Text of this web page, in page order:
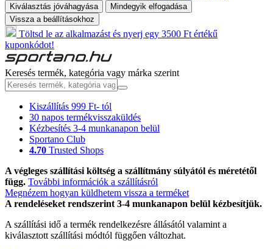
Kiválasztás jóváhagyása
Mindegyik elfogadása
Vissza a beállításokhoz
Töltsd le az alkalmazást és nyerj egy 3500 Ft értékű
kuponkódot!
Keresés termék, kategória vagy márka szerint
Kiszállítás 999 Ft- tól
30 napos termékvisszaküldés
Kézbesítés 3-4 munkanapon belül
Sportano Club
4.70 Trusted Shops
A végleges szállítási költség a szállítmány súlyától és méretétől
függ. További információk a szállításról
Megnézem hogyan küldhetem vissza a terméket
A rendeléseket rendszerint 3-4 munkanapon belül kézbesítjük.
A szállítási idő a termék rendelkezésre állásától valamint a
kiválasztott szállítási módtól függően változhat.